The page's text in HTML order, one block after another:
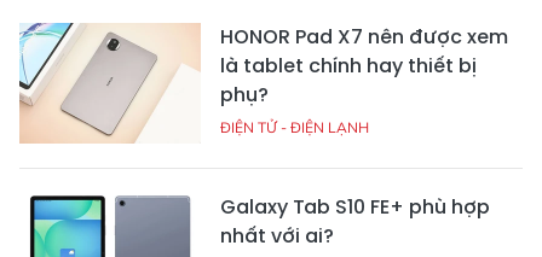
HONOR Pad X7 nên được xem
là tablet chính hay thiết bị
phụ?
ĐIỆN TỬ - ĐIỆN LẠNH
Galaxy Tab S10 FE+ phù hợp
nhất với ai?